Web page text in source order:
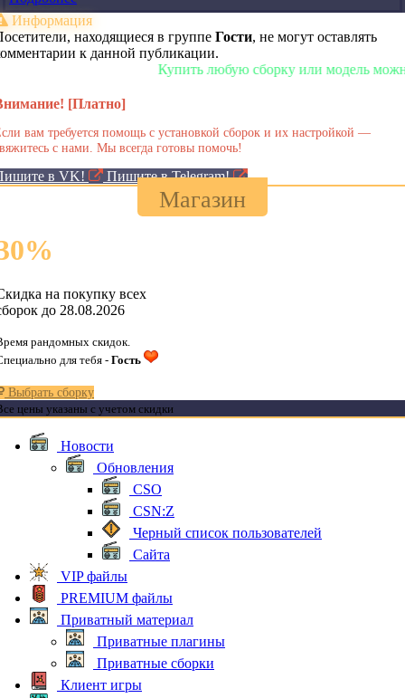
Информация
находящиеся в группе Гости, не могут оставлять
к данной публикации.
Купить любую сборку или модель можно у
[Платно]
вам требуется помощь с установкой сборок и их настройкой —
с нами. Мы всегда готовы помочь!
в VK! Пишите в Telegram!
Магазин
%
на покупку всех
до 28.08.2026
рандомных скидок.
для тебя - Гость
Выбрать сборку
цены указаны с учетом скидки
Новости
Обновления
CSO
CSN:Z
Черный список пользователей
Сайта
VIP файлы
PREMIUM файлы
Приватный материал
Приватные плагины
Приватные сборки
Клиент игры